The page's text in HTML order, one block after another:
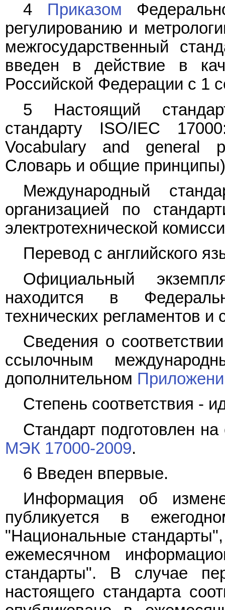
4 Приказом
регулированию и
межгосударственный
введен в действие в
Российской Федерации с 1
5 Настоящий
стандарту ISO/IEC
Vocabulary and general
Словарь и общие
Международный
организацией по
электротехнической
Перевод с английского
Официальный
находится в
технических регламентов и
Сведения о
ссылочным
дополнительном
Степень соответствия -
Стандарт подготовлен
МЭК 17000-2009.
6 Введен впервые.
Информация об
публикуется в
"Национальные
ежемесячном
стандарты". В случае
настоящего стандарта